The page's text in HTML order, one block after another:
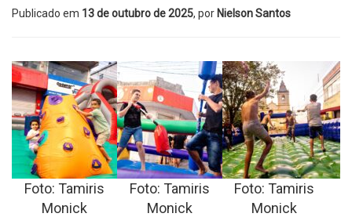
Publicado em 13 de outubro de 2025, por Nielson Santos
Foto: Tamiris
Monick
Foto: Tamiris
Monick
Foto: Tamiris
Monick